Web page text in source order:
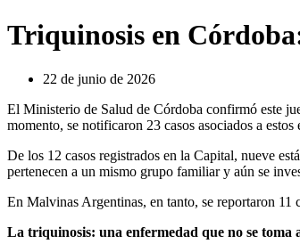
Triquinosis en
22 de junio de 2026
El Ministerio de Salud de Córdoba confirmó este
momento, se notificaron 23 casos asociados a
De los 12 casos registrados en la Capital, nueve
pertenecen a un mismo grupo familiar y aún se
En Malvinas Argentinas, en tanto, se reportaron 11
La triquinosis: una enfermedad que no se toma